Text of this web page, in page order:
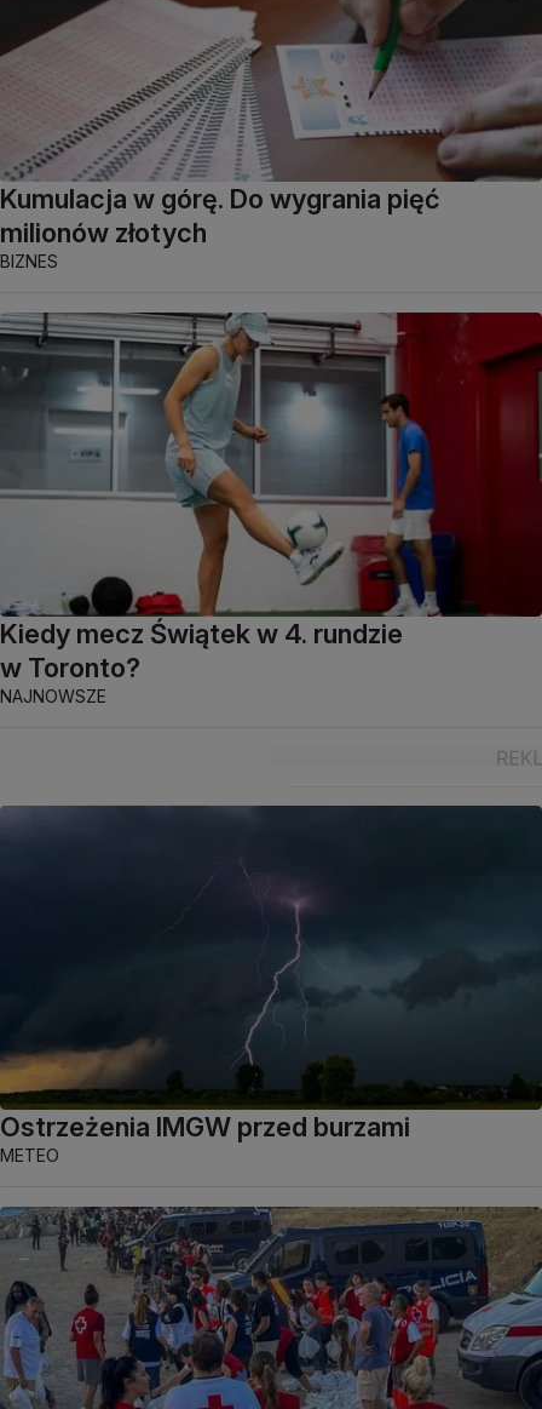
Kumulacja w górę. Do wygrania pięć
milionów złotych
BIZNES
Kiedy mecz Świątek w 4. rundzie
w Toronto?
NAJNOWSZE
Ostrzeżenia IMGW przed burzami
METEO